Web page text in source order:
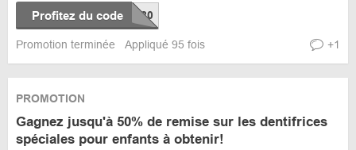
Profitez du code
Promotion terminée Appliqué 95 fois +1
PROMOTION
Gagnez jusqu'à 50% de remise sur les dentifrices
spéciales pour enfants à obtenir!